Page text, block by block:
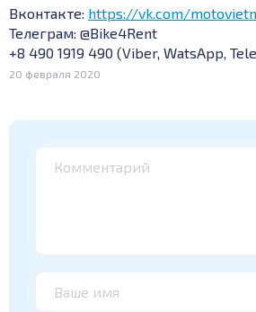
Вконтакте: https://vk.com/
Телеграм: @Bike4Rent
+8 490 1919 490 (Viber, WatsApp,
20 февраля 2020